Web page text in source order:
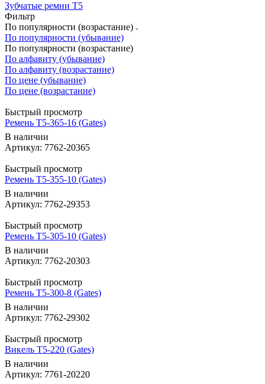
Зубчатые ремни Т5
Фильтр
По популярности (возрастание)
По популярности (убывание)
По популярности (возрастание)
По алфавиту (убывание)
По алфавиту (возрастание)
По цене (убывание)
По цене (возрастание)
Быстрый просмотр
Ремень T5-365-16 (Gates)
В наличии
Артикул: 7762-20365
Быстрый просмотр
Ремень T5-355-10 (Gates)
В наличии
Артикул: 7762-29353
Быстрый просмотр
Ремень T5-305-10 (Gates)
В наличии
Артикул: 7762-20303
Быстрый просмотр
Ремень T5-300-8 (Gates)
В наличии
Артикул: 7762-29302
Быстрый просмотр
Викель T5-220 (Gates)
В наличии
Артикул: 7761-20220